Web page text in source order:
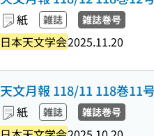
紙 雑誌 雑誌巻号
日本天文学会2025.11.20
天文月報 118/11 118巻11
紙 雑誌 雑誌巻号